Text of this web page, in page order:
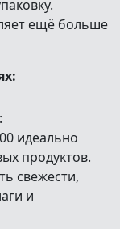
ещё больше
:
идеально
продуктов.
свежести,
и